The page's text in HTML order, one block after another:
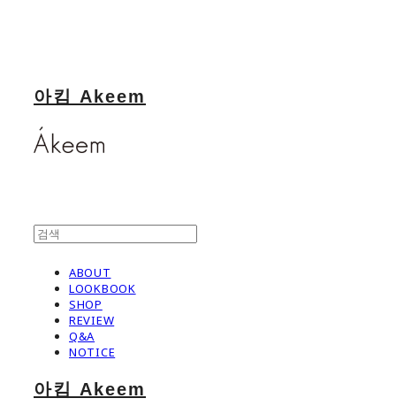
아킴 Akeem
ABOUT
LOOKBOOK
SHOP
REVIEW
Q&A
NOTICE
아킴 Akeem